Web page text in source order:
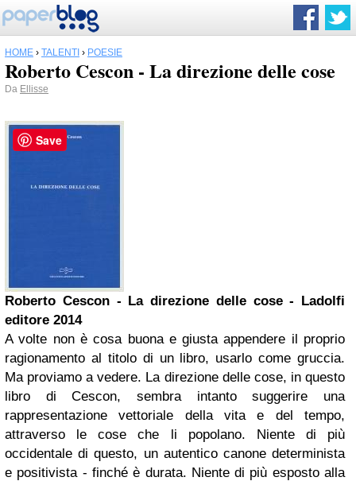
HOME › TALENTI › POESIE
Roberto Cescon - La direzione delle cose
Da Ellisse
Roberto Cescon - La direzione delle cose - Ladolfi
editore 2014
A volte non è cosa buona e giusta appendere il proprio
ragionamento al titolo di un libro, usarlo come gruccia.
Ma proviamo a vedere. La direzione delle cose, in questo
libro di Cescon, sembra intanto suggerire una
rappresentazione vettoriale della vita e del tempo,
attraverso le cose che li popolano. Niente di più
occidentale di questo, un autentico canone determinista
e positivista - finché è durata. Niente di più esposto alla
Save